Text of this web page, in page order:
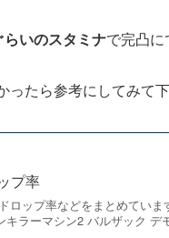
いのスタミナで完凸に
たら参考にしてみて下
プ率
ロップ率などをまとめていま
キラーマシン2 バルザック デ